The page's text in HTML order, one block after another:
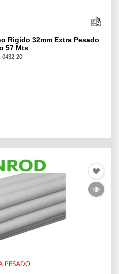
Rigido 32mm Extra Pesado
57 Mts
0432-20